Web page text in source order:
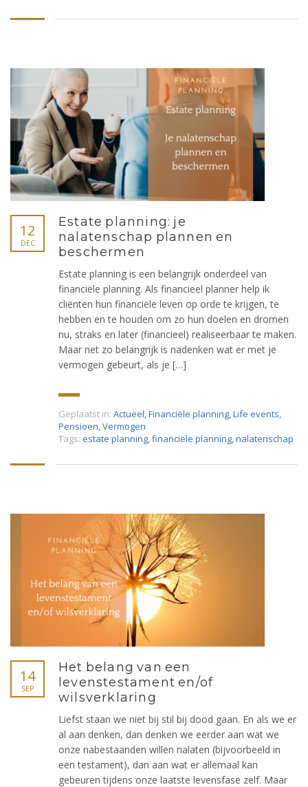
12
DEC
Estate planning: je
nalatenschap plannen en
beschermen
Estate planning is een belangrijk onderdeel van
financiële planning. Als financieel planner help ik
cliënten hun financiële leven op orde te krijgen, te
hebben en te houden om zo hun doelen en dromen
nu, straks en later (financieel) realiseerbaar te maken.
Maar net zo belangrijk is nadenken wat er met je
vermogen gebeurt, als je […]
Geplaatst in: Actueel,Financiële planning,Life events,
Pensioen,Vermogen
Tags: estate planning,financiële planning,nalatenschap
14
SEP
Het belang van een
levenstestament en/of
wilsverklaring
Liefst staan we niet bij stil bij dood gaan. En als we er
al aan denken, dan denken we eerder aan wat we
onze nabestaanden willen nalaten (bijvoorbeeld in
een testament), dan aan wat er allemaal kan
gebeuren tijdens onze laatste levensfase zelf. Maar